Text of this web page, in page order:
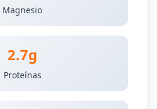
Magnesio
2.7g
Proteínas